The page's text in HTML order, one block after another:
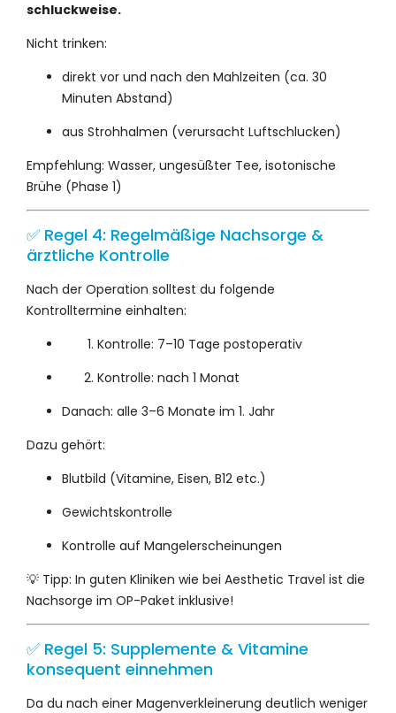
schluckweise.
Nicht trinken:
direkt vor und nach den Mahlzeiten (ca. 30
Minuten Abstand)
aus Strohhalmen (verursacht Luftschlucken)
Empfehlung: Wasser, ungesüßter Tee, isotonische
Brühe (Phase 1)
✅ Regel 4: Regelmäßige Nachsorge &
ärztliche Kontrolle
Nach der Operation solltest du folgende
Kontrolltermine einhalten:
Kontrolle: 7–10 Tage postoperativ
Kontrolle: nach 1 Monat
Danach: alle 3–6 Monate im 1. Jahr
Dazu gehört:
Blutbild (Vitamine, Eisen, B12 etc.)
Gewichtskontrolle
Kontrolle auf Mangelerscheinungen
💡 Tipp: In guten Kliniken wie bei Aesthetic Travel ist die
Nachsorge im OP-Paket inklusive!
✅ Regel 5: Supplemente & Vitamine
konsequent einnehmen
Da du nach einer Magenverkleinerung deutlich weniger